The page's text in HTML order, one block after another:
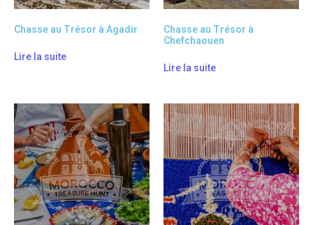
Chasse au Trésor à Agadir
Lire la suite
Chasse au Trésor à
Chefchaouen
Lire la suite